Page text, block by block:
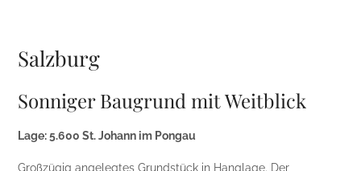
Salzburg
Sonniger Baugrund mit Weitblick
Lage: 5.600 St. Johann im Pongau
Großzügig angelegtes Grundstück in Hanglage. Der